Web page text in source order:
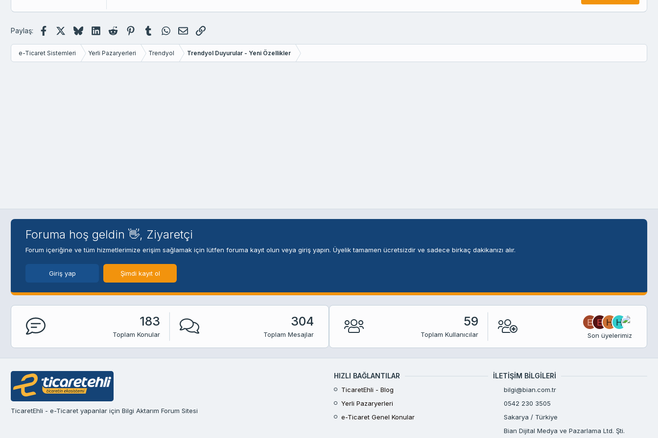
Paylaş: FacebookX (Twitter)
BlueskyLinkedInReddit PinterestTumblrWhatsApp
E-postaLink
e-Ticaret Sistemleri Yerli Pazaryerleri Trendyol Trendyol Duyurular - Yeni Özellikler
Foruma hoş geldin 👋, Ziyaretçi
Forum içeriğine ve tüm hizmetlerimize erişim sağlamak için lütfen foruma kayıt olun veya giriş yapın. Üyelik tamamen ücretsizdir ve sadece birkaç dakikanızı alır.
Giriş yap Şimdi kayıt ol
183
Toplam Konular
304
Toplam Mesajlar
59
Toplam Kullanıcılar
E E H H
Son üyelerimiz
TicaretEhli - e-Ticaret yapanlar için Bilgi Aktarım Forum Sitesi
HIZLI BAĞLANTILAR
TicaretEhli - Blog
Yerli Pazaryerleri
e-Ticaret Genel Konular
İLETIŞIM BILGILERI
bilgi@bian.com.tr
0542 230 3505
Sakarya / Türkiye
Bian Dijital Medya ve Pazarlama Ltd. Şti.